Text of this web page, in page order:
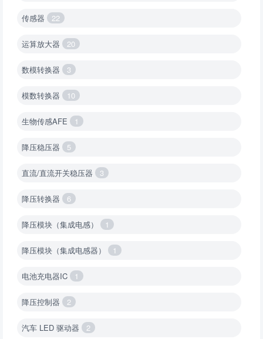
传感器 22
运算放大器 20
数模转换器 3
模数转换器 10
生物传感AFE 1
降压稳压器 5
直流/直流开关稳压器 3
降压转换器 6
降压模块（集成电感） 1
降压模块（集成电感器） 1
电池充电器IC 1
降压控制器 2
汽车 LED 驱动器 2